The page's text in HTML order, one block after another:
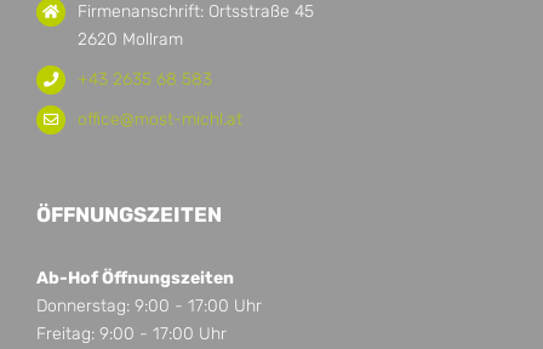
Firmenanschrift: Ortsstraße 45
2620 Mollram
+43 2635 68 583
office@most-michl.at
ÖFFNUNGSZEITEN
Ab-Hof Öffnungszeiten
Donnerstag: 9:00 - 17:00 Uhr
Freitag: 9:00 - 17:00 Uhr